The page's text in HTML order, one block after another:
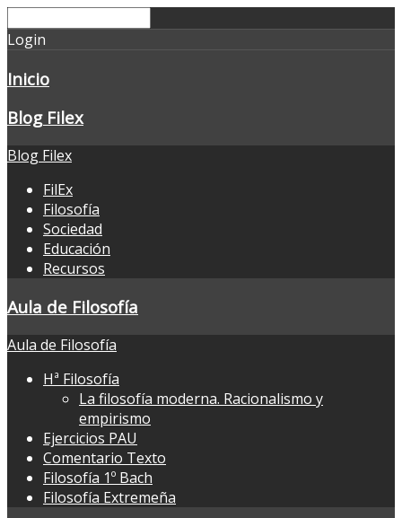
Login
Inicio
Blog Filex
Blog Filex
FilEx
Filosofía
Sociedad
Educación
Recursos
Aula de Filosofía
Aula de Filosofía
Hª Filosofía
La filosofía moderna. Racionalismo y
empirismo
Ejercicios PAU
Comentario Texto
Filosofía 1º Bach
Filosofía Extremeña